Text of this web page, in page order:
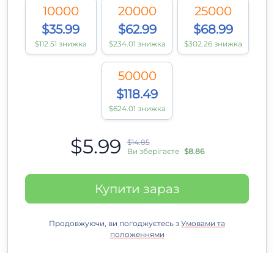
10000
$35.99
$112.51 знижка
20000
$62.99
$234.01 знижка
25000
$68.99
$302.26 знижка
50000
$118.49
$624.01 знижка
$5.99
$14.85
Ви зберігаєте $8.86
Купити зараз
Продовжуючи, ви погоджуєтесь з Умовами та
положеннями